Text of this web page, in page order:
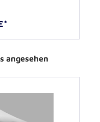
angesehen